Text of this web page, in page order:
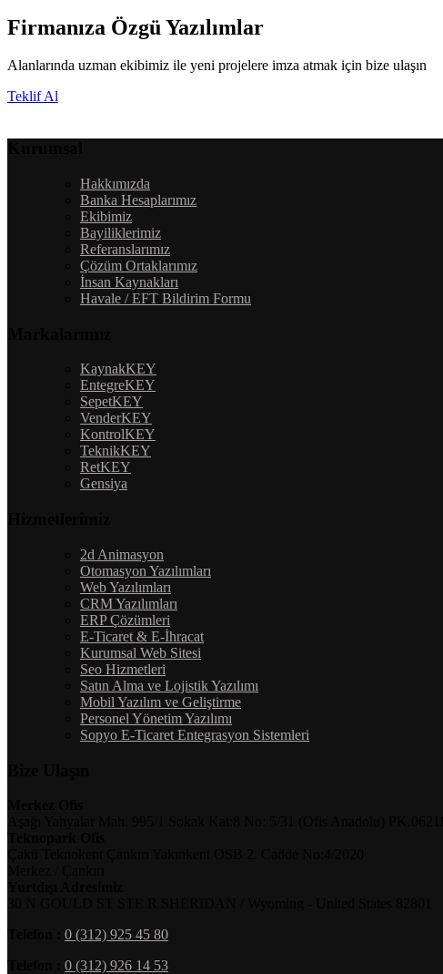
Firmanıza Özgü Yazılımlar
Alanlarında uzman ekibimiz ile yeni projelere imza atmak için bize ulaşın
Teklif Al
Hakkımızda
Banka Hesaplarımız
Ekibimiz
Bayiliklerimiz
Referanslarımız
Çözüm Ortaklarımız
İnsan Kaynakları
Havale / EFT Bildirim Formu
KaynakKEY
EntegreKEY
SepetKEY
VenderKEY
KontrolKEY
TeknikKEY
RetKEY
Gensiya
2d Animasyon
Otomasyon Yazılımları
Web Yazılımları
CRM Yazılımları
ERP Çözümleri
E-Ticaret & E-İhracat
Kurumsal Web Sitesi
Seo Hizmetleri
Satın Alma ve Lojistik Yazılımı
Mobil Yazılım ve Geliştirme
Personel Yönetim Yazılımı
Sopyo E-Ticaret Entegrasyon Sistemleri
0 (312) 925 45 80
0 (312) 926 14 53